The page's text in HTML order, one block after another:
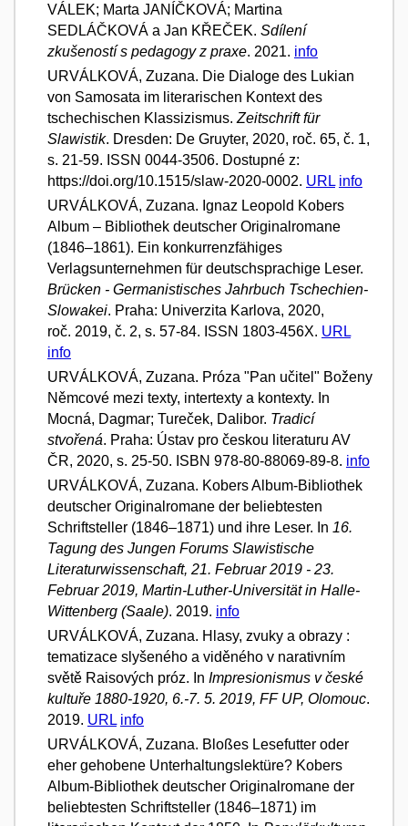
VÁLEK; Marta JANÍČKOVÁ; Martina
SEDLÁČKOVÁ a Jan KŘEČEK. Sdílení
zkušeností s pedagogy z praxe. 2021. info
URVÁLKOVÁ, Zuzana. Die Dialoge des Lukian
von Samosata im literarischen Kontext des
tschechischen Klassizismus. Zeitschrift für
Slawistik. Dresden: De Gruyter, 2020, roč. 65, č. 1,
s. 21-59. ISSN 0044-3506. Dostupné z:
https://doi.org/10.1515/slaw-2020-0002. URL info
URVÁLKOVÁ, Zuzana. Ignaz Leopold Kobers
Album – Bibliothek deutscher Originalromane
(1846–1861). Ein konkurrenzfähiges
Verlagsunternehmen für deutschsprachige Leser.
Brücken - Germanistisches Jahrbuch Tschechien-
Slowakei. Praha: Univerzita Karlova, 2020,
roč. 2019, č. 2, s. 57-84. ISSN 1803-456X. URL
info
URVÁLKOVÁ, Zuzana. Próza "Pan učitel" Boženy
Němcové mezi texty, intertexty a kontexty. In
Mocná, Dagmar; Tureček, Dalibor. Tradicí
stvořená. Praha: Ústav pro českou literaturu AV
ČR, 2020, s. 25-50. ISBN 978-80-88069-89-8. info
URVÁLKOVÁ, Zuzana. Kobers Album-Bibliothek
deutscher Originalromane der beliebtesten
Schriftsteller (1846–1871) und ihre Leser. In 16.
Tagung des Jungen Forums Slawistische
Literaturwissenschaft, 21. Februar 2019 - 23.
Februar 2019, Martin-Luther-Universität in Halle-
Wittenberg (Saale). 2019. info
URVÁLKOVÁ, Zuzana. Hlasy, zvuky a obrazy :
tematizace slyšeného a viděného v narativním
světě Raisových próz. In Impresionismus v české
kultuře 1880-1920, 6.-7. 5. 2019, FF UP, Olomouc.
2019. URL info
URVÁLKOVÁ, Zuzana. Bloßes Lesefutter oder
eher gehobene Unterhaltungslektüre? Kobers
Album-Bibliothek deutscher Originalromane der
beliebtesten Schriftsteller (1846–1871) im